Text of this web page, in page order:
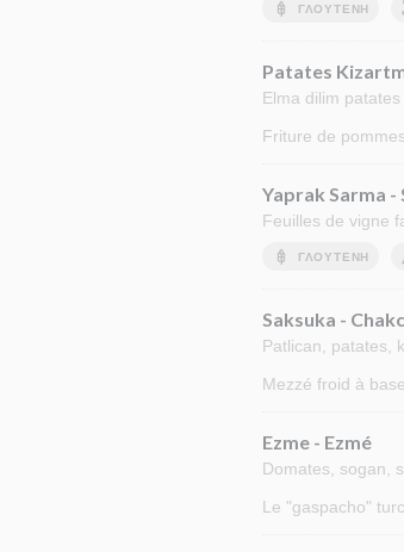
ΓΛΟΥΤΈΝΗ
Patates
Elma dilim
Friture de
Yaprak Sarma -
Feuilles de vigne
ΓΛΟΥΤΈΝΗ
Saksuka -
Patlican, patates,
Mezzé froid à
Ezme - Ezmé
Domates, sogan,
Le "gaspacho"